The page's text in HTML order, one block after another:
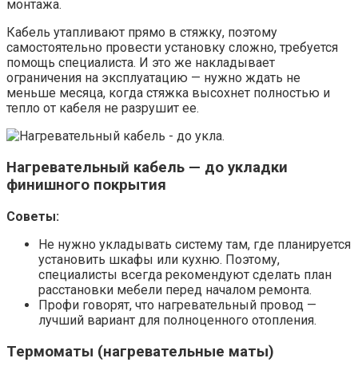
монтажа.
Кабель утапливают прямо в стяжку, поэтому
самостоятельно провести установку сложно, требуется
помощь специалиста. И это же накладывает
ограничения на эксплуатацию — нужно ждать не
меньше месяца, когда стяжка высохнет полностью и
тепло от кабеля не разрушит ее.
Нагревательный кабель — до укладки
финишного покрытия
Советы:
Не нужно укладывать систему там, где планируется
установить шкафы или кухню. Поэтому,
специалисты всегда рекомендуют сделать план
расстановки мебели перед началом ремонта.
Профи говорят, что нагревательный провод —
лучший вариант для полноценного отопления.
Термоматы (нагревательные маты)